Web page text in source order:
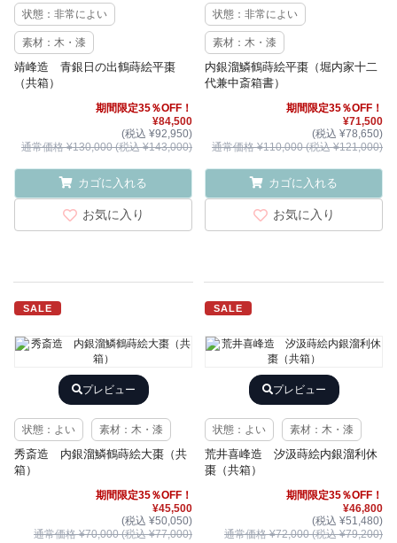
状態：非常によい
素材：木・漆
靖峰造 青銀日の出鶴蒔絵平棗
（共箱）
期間限定35％OFF！
¥84,500
(税込 ¥92,950)
通常価格 ¥130,000 (税込 ¥143,000)
カゴに入れる
お気に入り
状態：非常によい
素材：木・漆
内銀溜鱗鶴蒔絵平棗（堀内家十二
代兼中斎箱書）
期間限定35％OFF！
¥71,500
(税込 ¥78,650)
通常価格 ¥110,000 (税込 ¥121,000)
カゴに入れる
お気に入り
SALE
プレビュー
状態：よい 素材：木・漆
秀斎造 内銀溜鱗鶴蒔絵大棗（共
箱）
期間限定35％OFF！
¥45,500
(税込 ¥50,050)
通常価格 ¥70,000 (税込 ¥77,000)
SALE
プレビュー
状態：よい 素材：木・漆
荒井喜峰造 汐汲蒔絵内銀溜利休
棗（共箱）
期間限定35％OFF！
¥46,800
(税込 ¥51,480)
通常価格 ¥72,000 (税込 ¥79,200)